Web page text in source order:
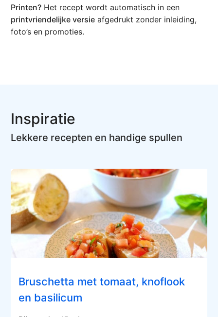
Printen? Het recept wordt automatisch in een
printvriendelijke versie afgedrukt zonder inleiding,
foto’s en promoties.
Inspiratie
Lekkere recepten en handige spullen
Bruschetta met tomaat, knoflook
en basilicum